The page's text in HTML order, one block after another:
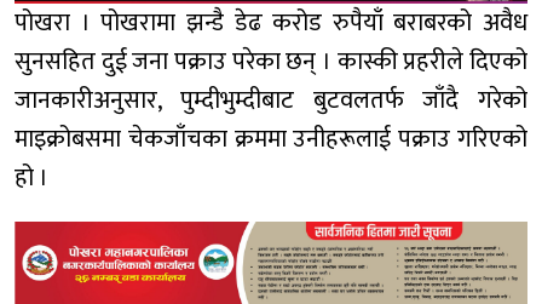
पोखरा । पोखरामा झन्डै डेढ करोड रुपैयाँ बराबरको अवैध
सुनसहित दुई जना पक्राउ परेका छन् । कास्की प्रहरीले दिएको
जानकारीअनुसार, पुम्दीभुम्दीबाट बुटवलतर्फ जाँदै गरेको
माइक्रोबसमा चेकजाँचका क्रममा उनीहरूलाई पक्राउ गरिएको
हो ।